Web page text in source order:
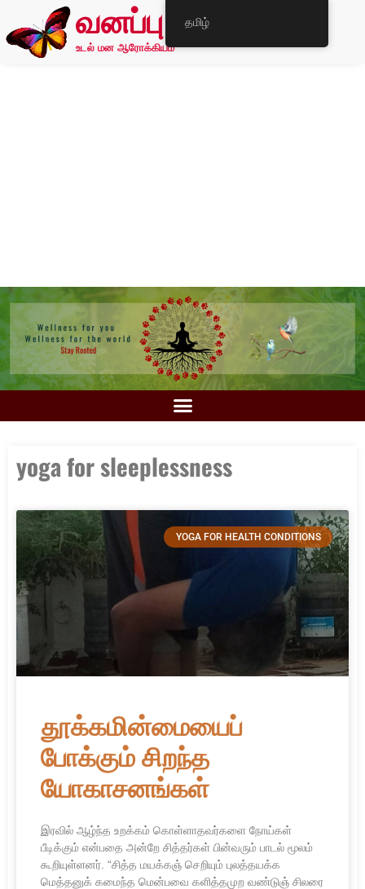
வனப்பு
உடல் மன ஆரோக்கியம்
yoga for sleeplessness
YOGA FOR HEALTH CONDITIONS
தூக்கமின்மையைப்
போக்கும் சிறந்த
யோகாசனங்கள்
இரவில் ஆழ்ந்த உறக்கம் கொள்ளாதவர்களை நோய்கள்
பீடிக்கும் என்பதை அன்றே சித்தர்கள் பின்வரும் பாடல் மூலம்
கூறியுள்ளனர். “சித்த மயக்கஞ் செறியும் புலத்தயக்க
மெத்தனுக் கமைந்த மென்பவை களித்தமுற வண்டுஞ் சிலரை
தமிழ்